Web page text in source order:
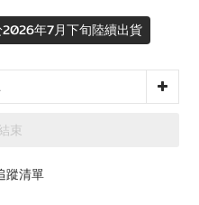
年7月下旬陸續出貨
束
蹤清單